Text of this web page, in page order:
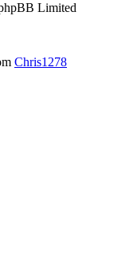
Limited
Chris1278